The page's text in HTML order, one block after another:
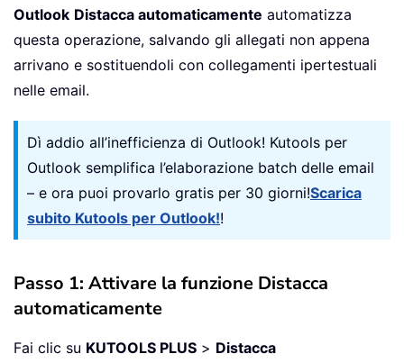
Outlook Distacca automaticamente automatizza
questa operazione, salvando gli allegati non appena
arrivano e sostituendoli con collegamenti ipertestuali
nelle email.
Dì addio all’inefficienza di Outlook! Kutools per
Outlook semplifica l’elaborazione batch delle email
– e ora puoi provarlo gratis per 30 giorni!Scarica
subito Kutools per Outlook!!
Passo 1: Attivare la funzione Distacca
automaticamente
Fai clic su KUTOOLS PLUS > Distacca